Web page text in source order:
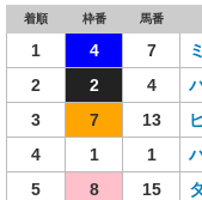
着順 枠番 馬番
1 4 7
2
2 4
3
7 13
4
1 1
5
8 15